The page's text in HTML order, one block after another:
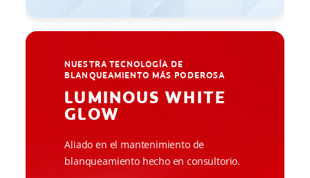
NUESTRA TECNOLOGÍA DE
BLANQUEAMIENTO MÁS PODEROSA
LUMINOUS WHITE
GLOW
Aliado en el mantenimiento de
blanqueamiento hecho en consultorio.